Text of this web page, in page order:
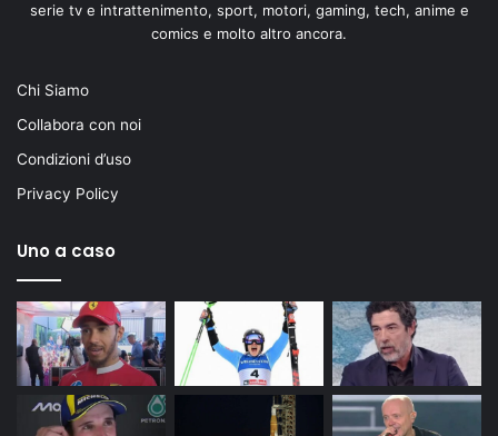
serie tv e intrattenimento, sport, motori, gaming, tech, anime e
comics e molto altro ancora.
Chi Siamo
Collabora con noi
Condizioni d’uso
Privacy Policy
Uno a caso